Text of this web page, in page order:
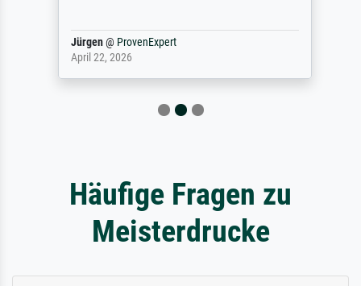
Jürgen@ProvenExpert
April 22, 2026
Häufige Fragen zu
Meisterdrucke